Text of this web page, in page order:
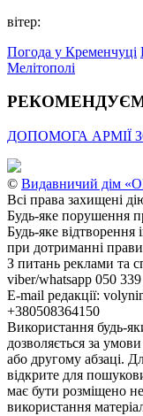
вітер:
Погода у Кременчуці
Мелітополі
ДОПОМОГА АРМІЇ
© Видавничий дім
Всі права захищені
Будь-яке порушення
Будь-яке відтворення
при дотриманні
З питань реклами та
viber/whatsapp 050
E-mail редакції:
+380508364150
Використання будь-
дозволяється за
або другому абзаці.
відкрите для
має бути розміщено
використання